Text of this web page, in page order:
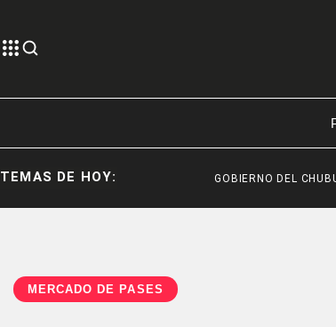
TEMAS DE HOY: GOBIERNO DEL CHUBUT
MERCADO DE PASES